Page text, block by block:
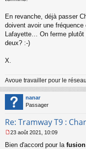
o
n
u
En revanche, déjà passer
doivent avoir une
Lafayette… On ferme
deux? :-)
X.
Avoue travailler pour le réseau
nanar
Passager
Re: Tramway T9 :
e
23 août 2021, 10:09
Bien d'accord pour la fusion